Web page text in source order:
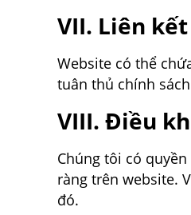
VII. Liên
Website có thể
tuân thủ chính
VIII. Điều
Chúng tôi có
ràng trên website.
đó.